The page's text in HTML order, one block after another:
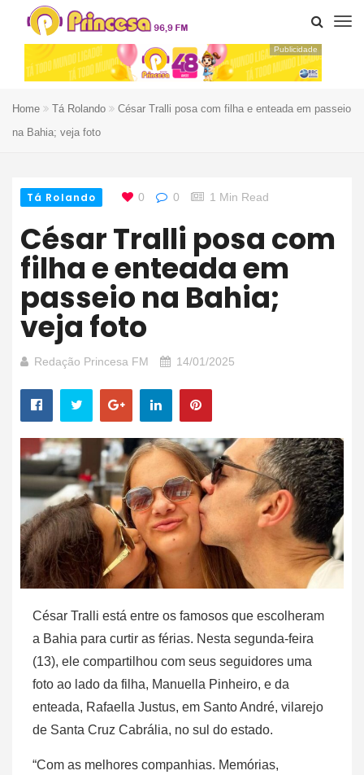
Publicidade
Home Tá Rolando
César Tralli posa com filha e enteada em passeio
na Bahia; veja foto
Tá Rolando 0 0 1 Min Read
César Tralli posa com
filha e enteada em
passeio na Bahia;
veja foto
Redação Princesa FM 14/01/2025
César Tralli está entre os famosos que escolheram
a Bahia para curtir as férias. Nesta segunda-feira
(13), ele compartilhou com seus seguidores uma
foto ao lado da filha, Manuella Pinheiro, e da
enteada, Rafaella Justus, em Santo André, vilarejo
de Santa Cruz Cabrália, no sul do estado.
“Com as melhores companhias. Memórias,